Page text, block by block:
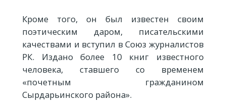
Кроме того, он был известен своим
поэтическим даром, писательскими
качествами и вступил в Союз журналистов
РК. Издано более 10 книг известного
человека, ставшего со временем
«почетным гражданином
Сырдарьинского района».